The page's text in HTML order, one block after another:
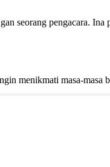
seorang pengacara.
menikmati masa-masa